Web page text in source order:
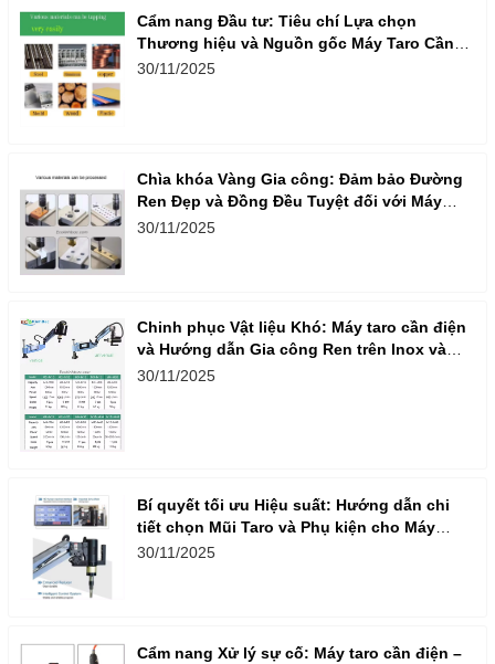
Cẩm nang Đầu tư: Tiêu chí Lựa chọn
Thương hiệu và Nguồn gốc Máy Taro Cần
Điện Nhập khẩu
30/11/2025
Chìa khóa Vàng Gia công: Đảm bảo Đường
Ren Đẹp và Đồng Đều Tuyệt đối với Máy
Taro Cần Điện
30/11/2025
Chinh phục Vật liệu Khó: Máy taro cần điện
và Hướng dẫn Gia công Ren trên Inox và
Nhôm
30/11/2025
Bí quyết tối ưu Hiệu suất: Hướng dẫn chi
tiết chọn Mũi Taro và Phụ kiện cho Máy
Taro Cần Điện
30/11/2025
Cẩm nang Xử lý sự cố: Máy taro cần điện –